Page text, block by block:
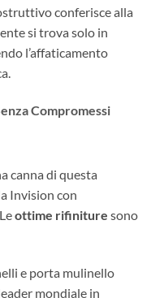
conferisce alla
si trova solo in
l’affaticamento
Compromessi
canna di questa
Invision con
ottime rifiniture sono
e porta mulinello
mondiale in